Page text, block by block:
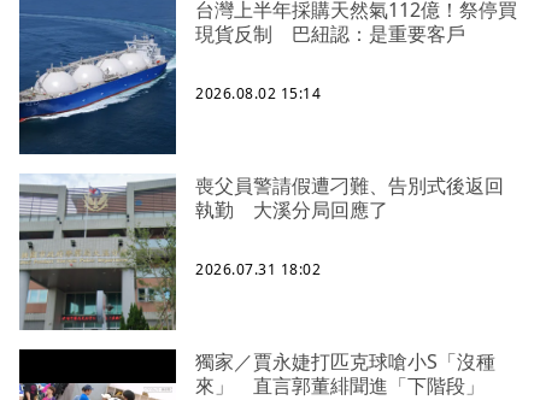
台灣上半年採購天然氣112億！祭停買
現貨反制 巴紐認：是重要客戶
2026.08.02 15:14
喪父員警請假遭刁難、告別式後返回
執勤 大溪分局回應了
2026.07.31 18:02
獨家／賈永婕打匹克球嗆小S「沒種
來」 直言郭董緋聞進「下階段」